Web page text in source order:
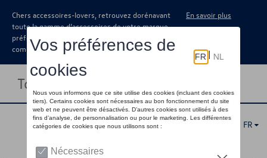
Chers accessoires-lovers, retrouvez dorénavant
toute la gamme d’accessoires de votre marque
préférée sous forme de catalogue à
commander auprès de votre concessionaire.
En savoir plus
Toggle navigation
FR